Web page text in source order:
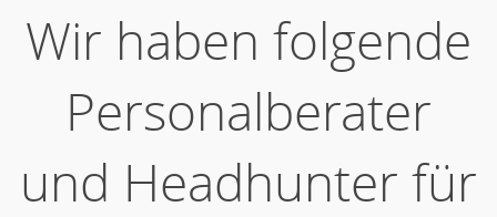
Wir haben folgende
Personalberater
und Headhunter für